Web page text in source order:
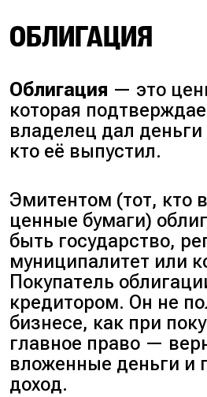
ОБЛИГАЦИЯ
Облигация — это
которая
владелец дал деньги
кто её выпустил.
Эмитентом (тот, кто
ценные бумаги)
быть государство,
муниципалитет или
Покупатель
кредитором. Он не
бизнесе, как при
главное право —
вложенные деньги и
доход.